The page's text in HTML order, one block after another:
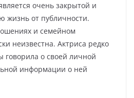
очень закрытой и
жизнь от публичности.
и семейном
неизвестна. Актриса редко
говорила о своей личной
информации о ней